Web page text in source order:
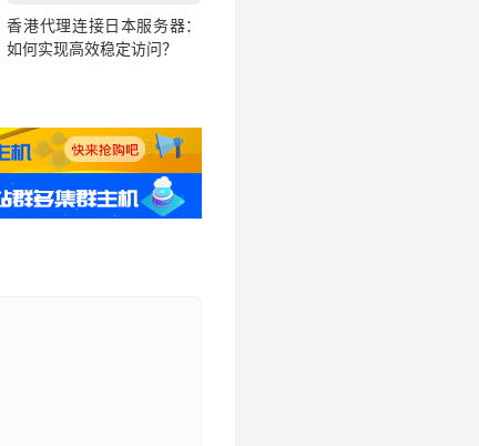
香港代理连接日本服务器：
如何实现高效稳定访问？